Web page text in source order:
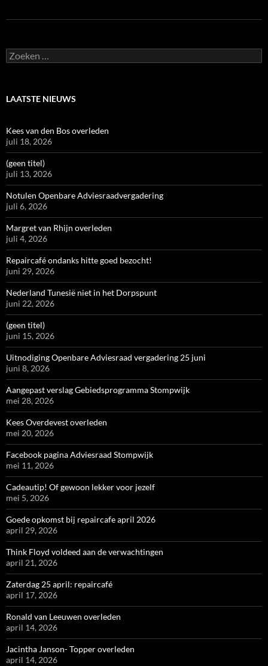
Zoeken
naar:
LAATSTE NIEUWS
Kees van den Bos overleden
juli 18, 2026
(geen titel)
juli 13, 2026
Notulen Openbare Adviesraadvergadering
juli 6, 2026
Margret van Rhijn overleden
juli 4, 2026
Repaircafé ondanks hitte goed bezocht!
juni 29, 2026
Nederland Tunesië niet in het Dorpspunt
juni 22, 2026
(geen titel)
juni 15, 2026
Uitnodiging Openbare Adviesraad vergadering 25 juni
juni 8, 2026
Aangepast verslag Gebiedsprogramma Stompwijk
mei 28, 2026
Kees Overdevest overleden
mei 20, 2026
Facebook pagina Adviesraad Stompwijk
mei 11, 2026
Cadeautip! Of gewoon lekker voor jezelf
mei 5, 2026
Goede opkomst bij repaircafe april 2026
april 29, 2026
Think Floyd voldeed aan de verwachtingen
april 21, 2026
Zaterdag 25 april: repaircafé
april 17, 2026
Ronald van Leeuwen overleden
april 14, 2026
Jacintha Janson- Topper overleden
april 14, 2026